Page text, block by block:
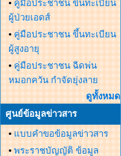
• คู่มือประชาชน ขึ้นทะเบียน
ผู้ป่วยเอดส์
• คู่มือประชาชน ขึ้นทะเบียน
ผู้สูงอายุ
• คู่มือประชาชน ฉีดพ่น
หมอกควัน กำจัดยุ่งลาย
ดูทั้งหมด
ศูนย์ข้อมูลข่าวสาร
• แบบคำขอข้อมูลข่าวสาร
• พระราชบัญญัติ ข้อมูล